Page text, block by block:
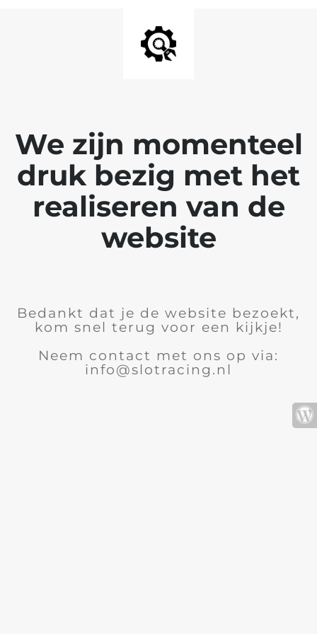
We zijn momenteel
druk bezig met het
realiseren van de
website
Bedankt dat je de website bezoekt,
kom snel terug voor een kijkje!
Neem contact met ons op via:
info@slotracing.nl